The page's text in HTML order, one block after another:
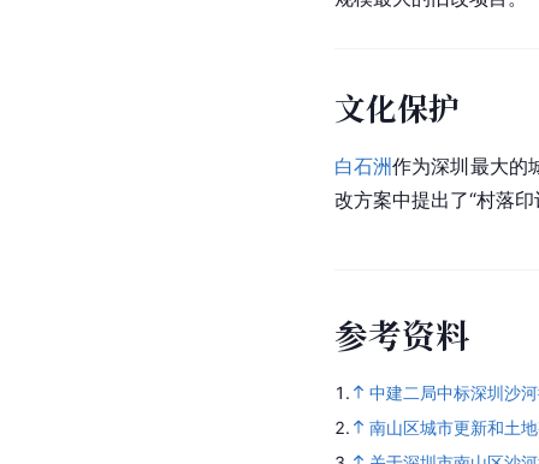
文化保护
白石洲作为深圳最大的
改方案中提出了“村落
参考资料
1.
中建二局中标深圳沙
2.
南山区城市更新和土